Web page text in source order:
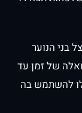
בני הנוער
של זמן עד
להשתמש בה